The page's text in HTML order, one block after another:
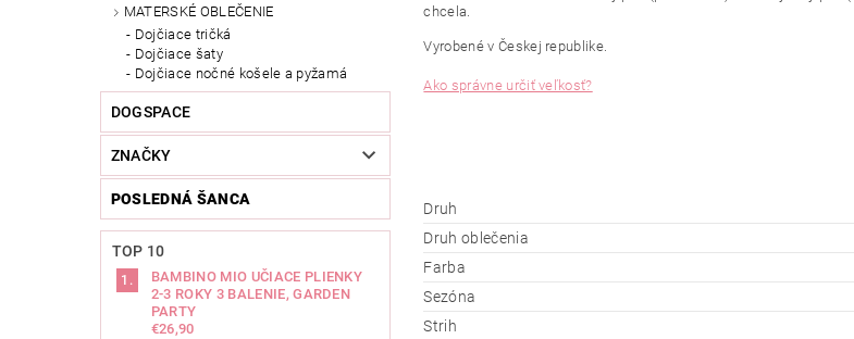
MATERSKÉ OBLEČENIE
Dojčiace tričká
Dojčiace šaty
Dojčiace nočné košele a pyžamá
DOGSPACE
ZNAČKY
POSLEDNÁ ŠANCA
TOP 10
BAMBINO MIO UČIACE PLIENKY
2-3 ROKY 3 BALENIE, GARDEN
PARTY
€26,90
chcela.
Vyrobené v Českej republike.
Ako správne určiť veľkosť?
Druh
Druh oblečenia
Farba
Sezóna
Strih